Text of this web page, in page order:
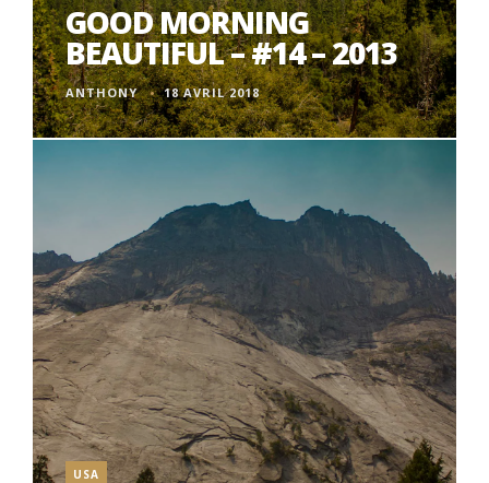
GOOD MORNING
BEAUTIFUL – #14 – 2013
ANTHONY 18 AVRIL 2018
USA